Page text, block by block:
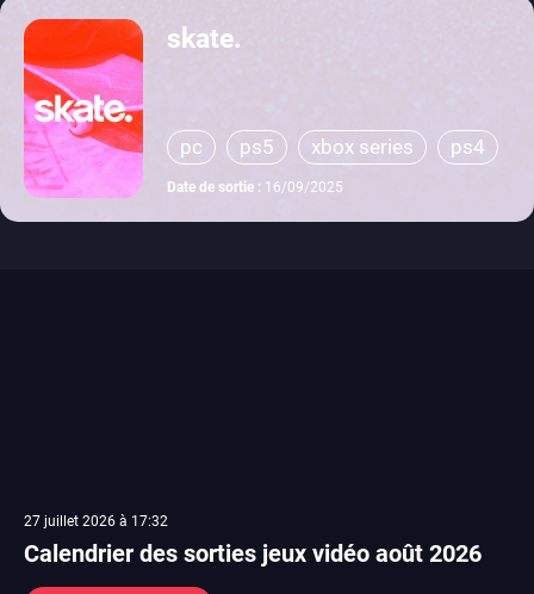
skate.
pc ps5 xbox series
ps4
xbox one
Date de sortie : 16/09/2025
27 juillet 2026 à 17:32
Calendrier des sorties jeux vidéo août 2026